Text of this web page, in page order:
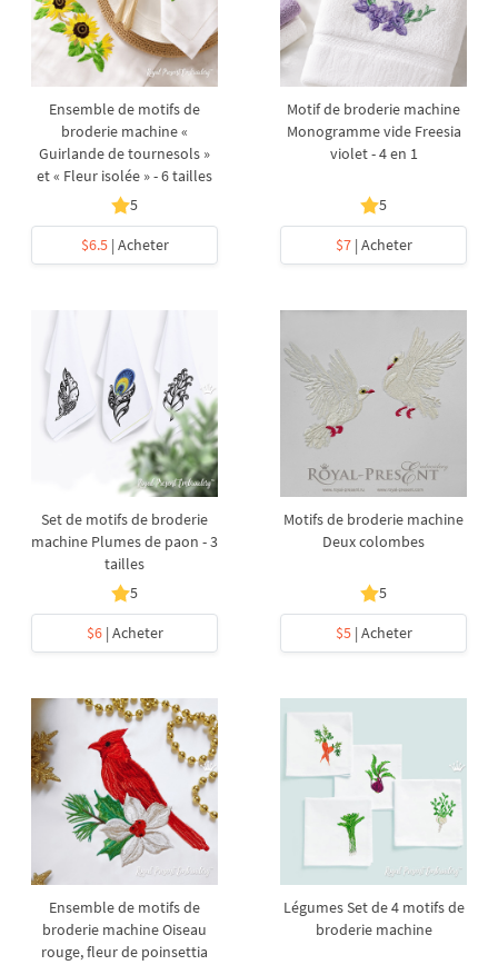
Ensemble de motifs de
broderie machine «
Guirlande de tournesols »
et « Fleur isolée » - 6 tailles
5
$6.5| Acheter
Motif de broderie machine
Monogramme vide Freesia
violet - 4 en 1
5
$7| Acheter
Set de motifs de broderie
machine Plumes de paon - 3
tailles
5
$6| Acheter
Motifs de broderie machine
Deux colombes
5
$5| Acheter
Ensemble de motifs de
broderie machine Oiseau
rouge, fleur de poinsettia
Légumes Set de 4 motifs de
broderie machine